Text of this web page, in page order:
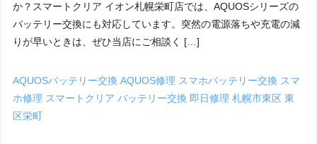
か？スマートクリア イオン札幌栄町店では、AQUOSシリーズの
バッテリー交換にも対応しています。突然の電源落ちや充電の減
りが早いときは、ぜひ当店にご相談く […]
AQUOSバッテリー交換AQUOS修理 スマホバッテリー交換 スマ
ホ修理 スマートクリアバッテリー交換 即日修理札幌市東区東
区栄町